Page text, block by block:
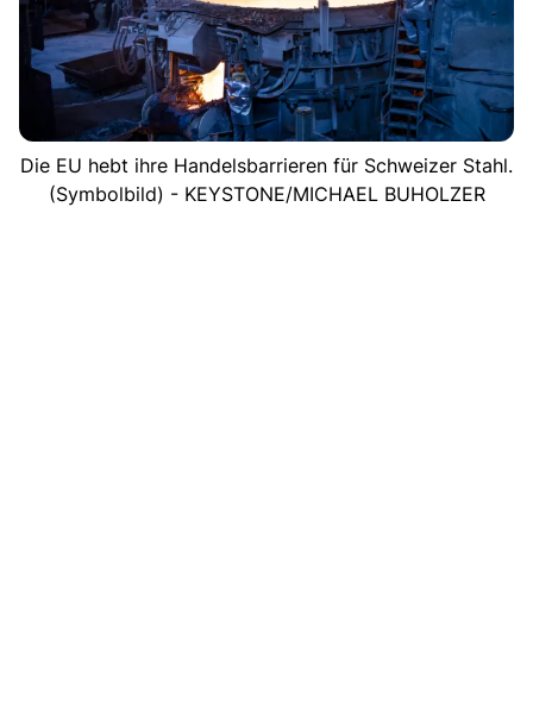
Die EU hebt ihre Handelsbarrieren für Schweizer Stahl.
(Symbolbild) - KEYSTONE/MICHAEL BUHOLZER